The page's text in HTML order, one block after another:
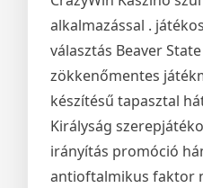
alkalmazással .
választás Beaver
zökkenőmentes
készítésű tapasztal
Királyság
irányítás promóció
antioftalmikus faktor